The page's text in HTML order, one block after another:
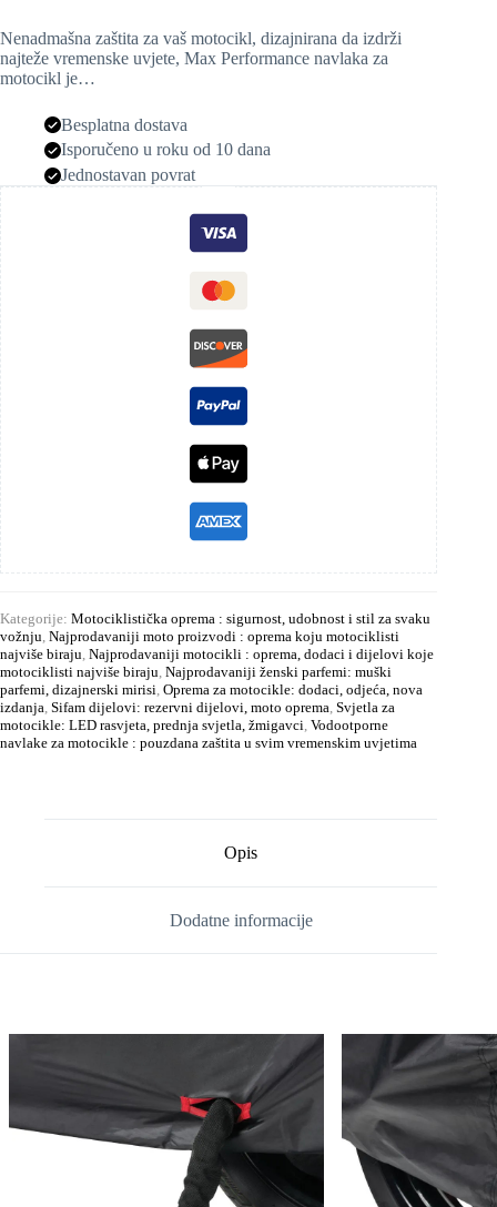
Nenadmašna zaštita za vaš motocikl, dizajnirana da izdrži
najteže vremenske uvjete, Max Performance navlaka za
motocikl je…
Besplatna dostava
Isporučeno u roku od 10 dana
Jednostavan povrat
Kategorije: Motociklistička oprema : sigurnost, udobnost i stil za svaku
vožnju, Najprodavaniji moto proizvodi : oprema koju motociklisti
najviše biraju, Najprodavaniji motocikli : oprema, dodaci i dijelovi koje
motociklisti najviše biraju, Najprodavaniji ženski parfemi: muški
parfemi, dizajnerski mirisi, Oprema za motocikle: dodaci, odjeća, nova
izdanja, Sifam dijelovi: rezervni dijelovi, moto oprema, Svjetla za
motocikle: LED rasvjeta, prednja svjetla, žmigavci, Vodootporne
navlake za motocikle : pouzdana zaštita u svim vremenskim uvjetima
Opis
Dodatne informacije